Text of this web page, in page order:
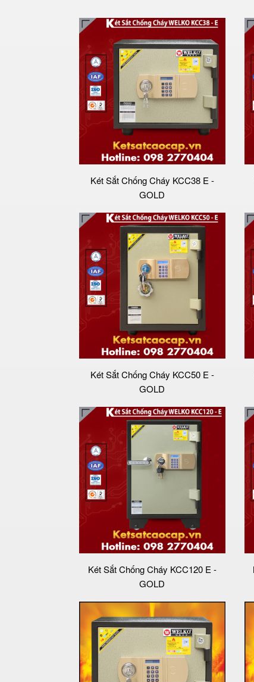
Két Sắt Chống Cháy KCC38 E -
GOLD
Két Sắt Chống Cháy KCC50 E -
GOLD
Két Sắt Chống Cháy KCC120 E -
GOLD